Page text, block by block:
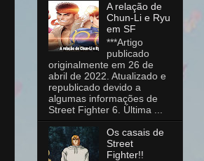
A relação de
Chun-Li e Ryu
em SF
***Artigo
publicado
originalmente em 26 de
abril de 2022. Atualizado e
republicado devido a
algumas informações de
Street Fighter 6. Última ...
Os casais de
Street
Fighter!!